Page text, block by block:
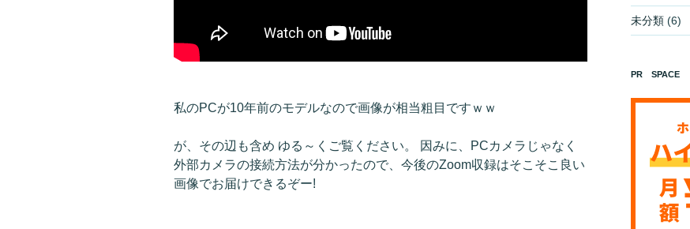
私のPCが10年前のモデルなので画像が相当粗目ですｗｗ
が、その辺も含め ゆる～くご覧ください。 因みに、PCカメラじゃなく
外部カメラの接続方法が分かったので、今後のZoom収録はそこそこ良い
画像でお届けできるぞー!
未分類(6)
PR SPACE